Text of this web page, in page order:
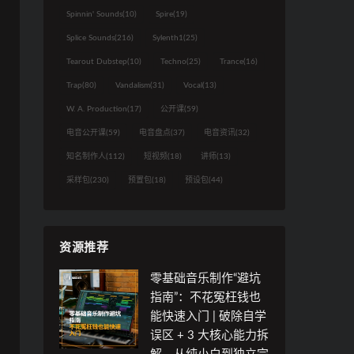
Spinnin' Sounds(10) Spire(19)
Splice Sounds(216) Sylenth1(25)
Tearout Dubstep(10) Techno(25) Trance(16)
Trap(80) Vandalism(31) Vocal (13)
W. A. Production(17) 公开课(59)
电音公开课(59) 电音盘点(37) 电音资讯(32)
知名制作人(112) 短视频 (18) 讲师(13)
采样包(230) 预置包(18) 预设包(44)
资源推荐
零基础音乐制作“避坑
指南”：不花冤枉钱也
能快速入门 | 破除自学
误区 + 3 大核心能力拆